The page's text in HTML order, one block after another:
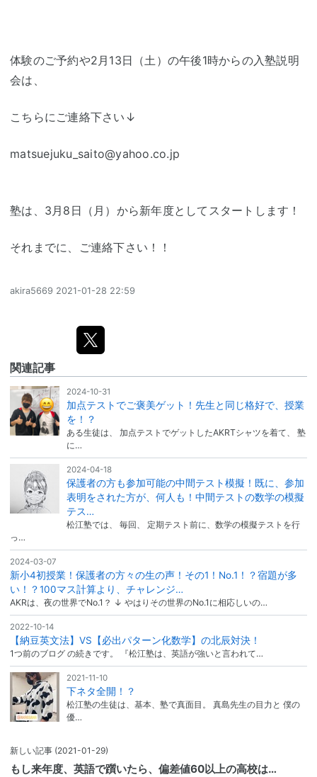
体験のご予約や2月13日（土）の午後1時からの入塾説明
会は、
こちらにご連絡下さい↓
matsuejuku_saito@yahoo.co.jp
塾は、3月8日（月）から新年度としてスタートします！
それまでに、ご連絡下さい！！
akira5669 2021-01-28 22:59
関連記事
2024-10-31
加点テストでご褒美ゲット！先生と同じ格好で、授業
を！？
ある生徒は、 加点テストでゲットしたAKRTシャツを着て、 塾
に…
2024-04-18
保護者の方も参加可能の中間テスト模擬！既に、参加
表明をされた方が、何人も！中間テストの数学の模擬
テス…
松江塾では、 毎回、 定期テスト前に、数学の模擬テストを行
っ…
2024-03-07
新小4初授業！保護者の方々の生の声！その1！No.1！？宿題が多
い！？100マス計算より、チャレンジ…
AKRは、夜の世界でNo.1？ ↓ やはりその世界のNo.1に相応しいの…
2022-10-14
【納豆英文法】VS【必出パターン化数学】の北辰対決！
1つ前のブログ の続きです。 『松江塾は、英語が強いと言われて…
2021-11-10
下ネタ全開！？
松江塾の生徒は、基本、塾で真面目。 真島先生の目力と 僕の
優…
新しい記事 (2021-01-29)
もし来年度、英語で躓いたら、偏差値60以上の高校は…